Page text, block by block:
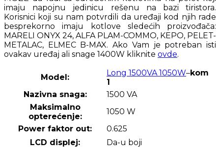
imaju napojnu jedinicu rešenu na bazi tiristora.
Korisnici koji su nam potvrdili da uređaji kod njih rade
besprekorno imaju kotlove sledećih proizvođača:
MARELI ONYX 24, ALFA PLAM-COMMO, KEPO, PELET-
METALAC, ELMEC B-MAX. Ako Vam je potreban isti
ovakav uređaj ali snage 1400W kliknite ovde.
Model: Long 1500VA 1050W–kom
1
Nazivna snaga:
1500 VA
Maksimalno
opterećenje:
1050 W
Power faktor out:
0.625
LCD displej:
Da-u boji